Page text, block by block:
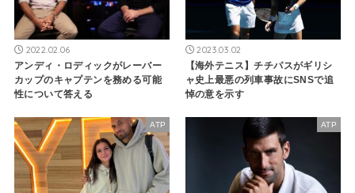
2022.02.06
アンディ・ロディックがレーバー
カップのキャプテンを務める可能
性について答える
2023.03.02
【海外テニス】チチパスがギリシ
ャ史上最悪の列車事故にSNSで追
悼の意を示す
ATP ATP